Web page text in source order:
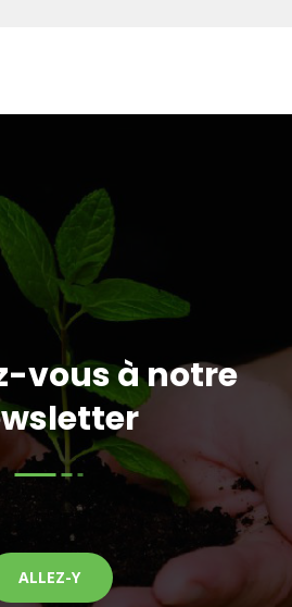
vous à notre
ALLEZ-Y